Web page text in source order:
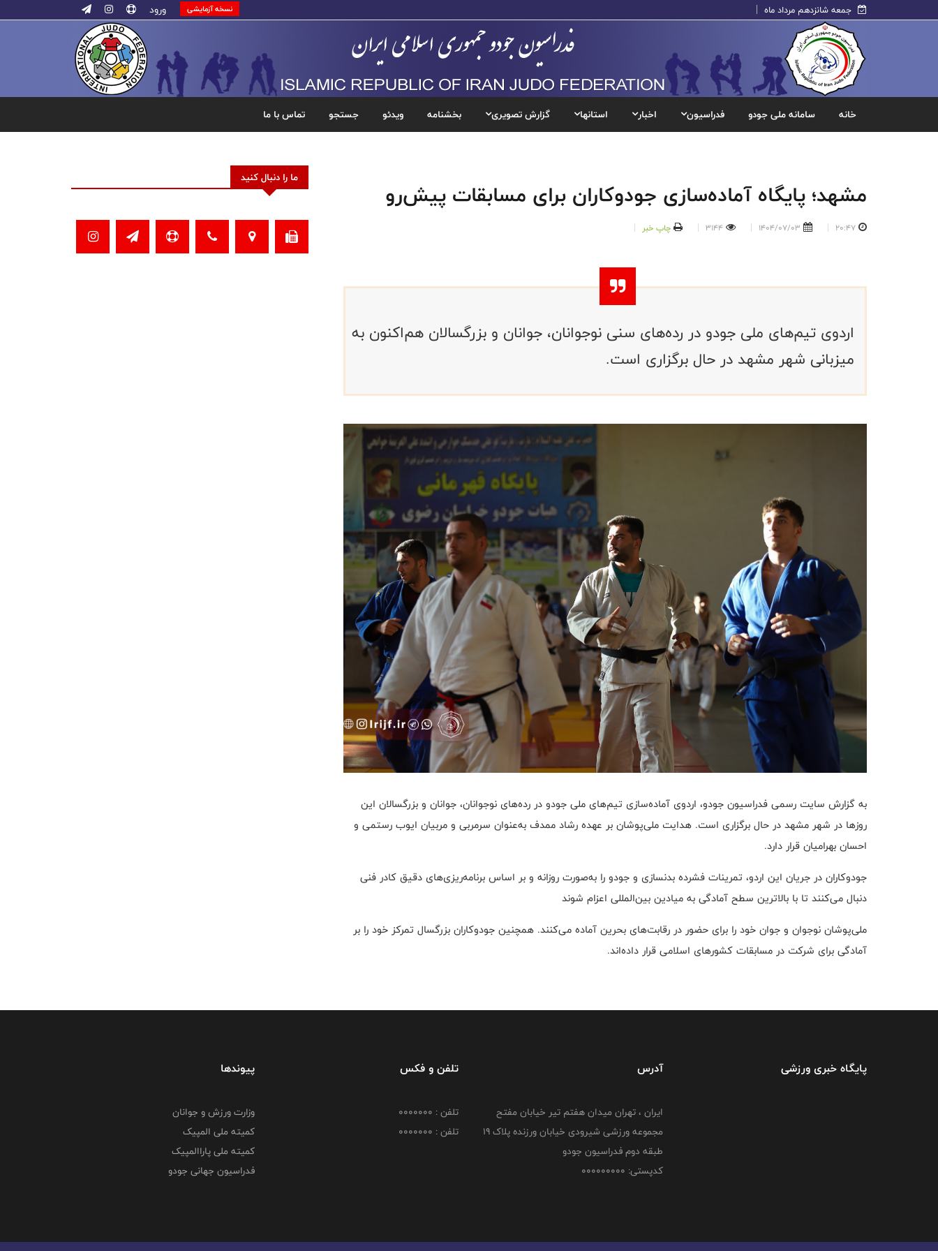
جمعه شانزدهم مرداد ماه نسخه آزمایشی ورود
خانه سامانه ملی جودو فدراسیون اخبار استانها گزارش تصویری بخشنامه ویدئو جستجو تماس با ما
مشهد؛ پایگاه آماده‌سازی جودوکاران برای مسابقات پیش‌رو
20:47
1404/07/03
3144 چاپ خبر
اردوی تیم‌های ملی جودو در رده‌های سنی نوجوانان، جوانان و بزرگسالان هم‌اکنون به
میزبانی شهر مشهد در حال برگزاری است.
به گزارش سایت رسمی فدراسیون جودو، اردوی آماده‌سازی تیم‌های ملی جودو در رده‌های نوجوانان، جوانان و بزرگسالان این
روزها در شهر مشهد در حال برگزاری است. هدایت ملی‌پوشان بر عهده رشاد ممدف به‌عنوان سرمربی و مربیان ایوب رستمی و
احسان بهرامیان قرار دارد.
جودوکاران در جریان این اردو، تمرینات فشرده بدنسازی و جودو را به‌صورت روزانه و بر اساس برنامه‌ریزی‌های دقیق کادر فنی
دنبال می‌کنند تا با بالاترین سطح آمادگی به میادین بین‌المللی اعزام شوند
ملی‌پوشان نوجوان و جوان خود را برای حضور در رقابت‌های بحرین آماده می‌کنند. همچنین جودوکاران بزرگسال تمرکز خود را بر
آمادگی برای شرکت در مسابقات کشورهای اسلامی قرار داده‌اند.
ما را دنبال کنید
پایگاه خبری ورزشی آدرس
ایران ، تهران میدان هفتم تیر خیابان مفتح
مجموعه ورزشی شیرودی خیابان ورزنده پلاک ۱۹
طبقه دوم فدراسیون جودو
کدپستی: 000000000
تلفن و فکس
تلفن : 0000000
تلفن : 0000000
پیوندها
وزارت ورزش و جوانان
کمیته ملی المپیک
کمیته ملی پاراالمپیک
فدراسیون جهانی جودو